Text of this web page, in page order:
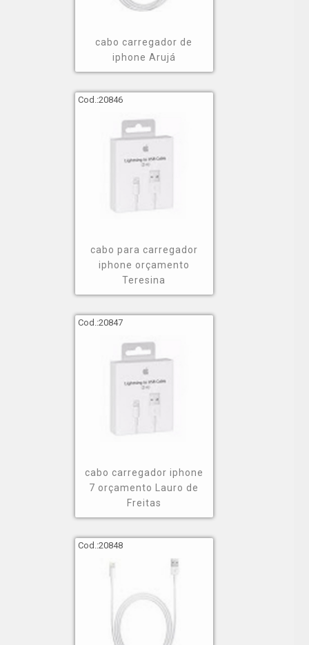
cabo carregador de
iphone Arujá
Cod.:20846
cabo para carregador
iphone orçamento
Teresina
Cod.:20847
cabo carregador iphone
7 orçamento Lauro de
Freitas
Cod.:20848